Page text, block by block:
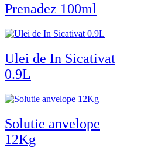
Prenadez 100ml
Ulei de In Sicativat
0.9L
Solutie anvelope
12Kg